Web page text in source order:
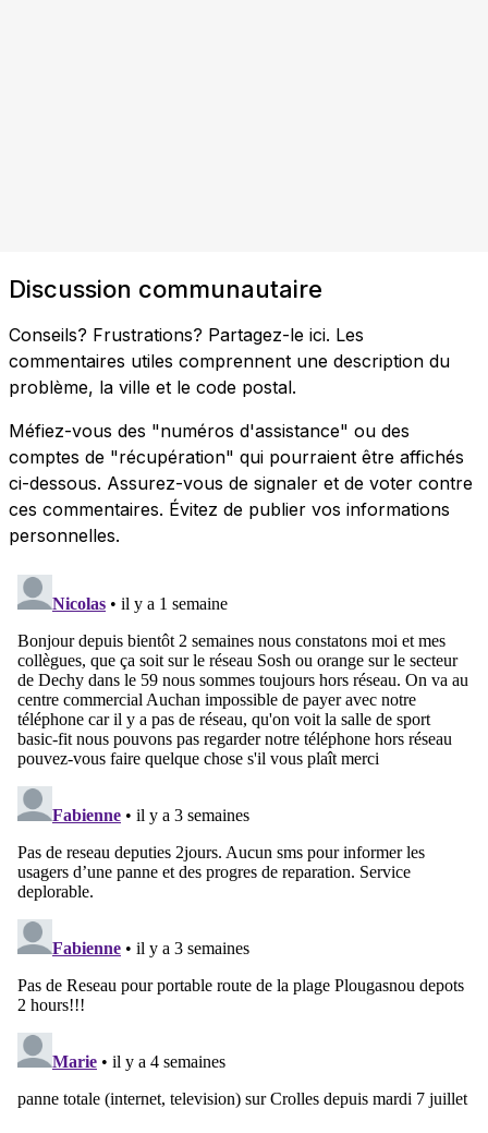
Discussion communautaire
Conseils? Frustrations? Partagez-le ici. Les
commentaires utiles comprennent une description du
problème, la ville et le code postal.
Méfiez-vous des "numéros d'assistance" ou des
comptes de "récupération" qui pourraient être affichés
ci-dessous. Assurez-vous de signaler et de voter contre
ces commentaires. Évitez de publier vos informations
personnelles.